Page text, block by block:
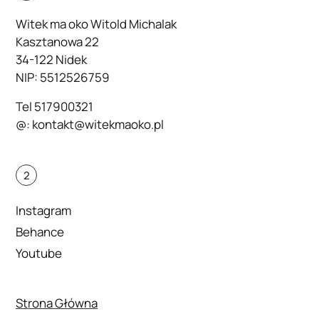
Witek ma oko Witold Michalak
Kasztanowa 22
34-122 Nidek
NIP: 5512526759
Tel 517900321
@: kontakt@witekmaoko.pl
2
Instagram
Behance
Youtube
Strona Główna